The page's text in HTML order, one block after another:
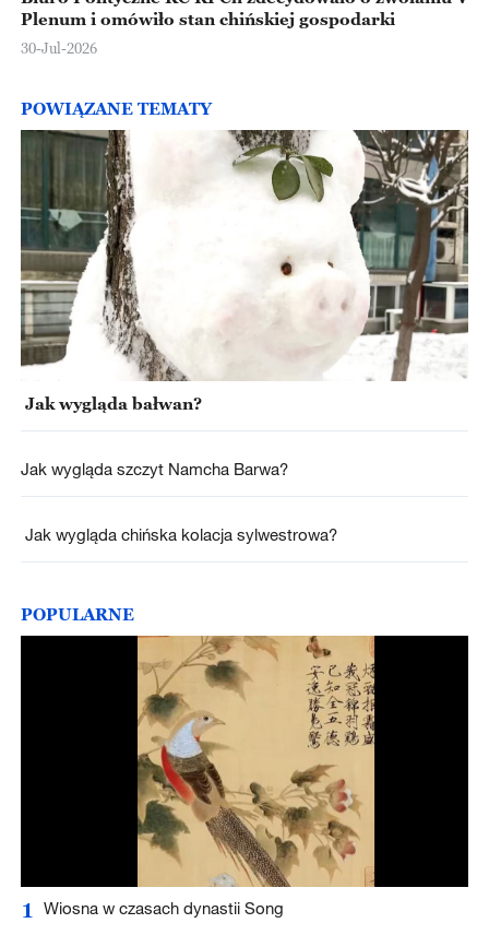
Plenum i omówiło stan chińskiej gospodarki
30-Jul-2026
POWIĄZANE TEMATY
Jak wygląda bałwan?
Jak wygląda szczyt Namcha Barwa?
Jak wygląda chińska kolacja sylwestrowa?
POPULARNE
1 Wiosna w czasach dynastii Song